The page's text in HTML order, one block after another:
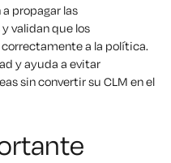
propagar las
validan que los
a la política.
y ayuda a evitar
sin convertir su CLM en el